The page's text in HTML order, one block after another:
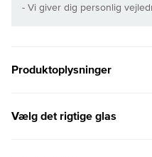
- Vi giver dig personlig
Produktoplysninger
Vælg det rigtige glas